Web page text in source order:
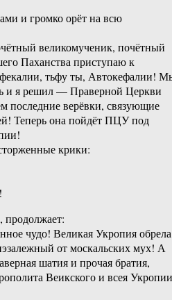
и громко орёт на всю
великомученик, почётный
Паханства приступаю к
тьфу ты, Автокефалии!
и я решил — Праверной Церкви
верёвки, связующие
Теперь она пойдёт ПЦУ под
крики:
чудо! Великая Укропия обрела
от москальских мух! А
шатия и прочая братия,
Веикского и всея Укропии